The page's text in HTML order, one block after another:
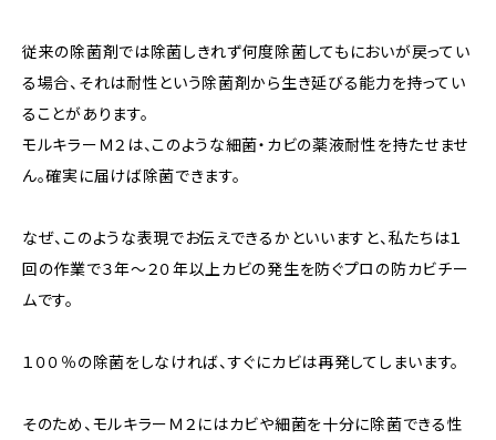
従来の除菌剤では除菌しきれず何度除菌してもにおいが戻ってい
る場合、それは耐性という除菌剤から生き延びる能力を持ってい
ることがあります。
モルキラーＭ２は、このような細菌・カビの薬液耐性を持たせませ
ん。確実に届けば除菌できます。
なぜ、このような表現でお伝えできるかといいますと、私たちは１
回の作業で３年～２０年以上カビの発生を防ぐプロの防カビチー
ムです。
１００％の除菌をしなければ、すぐにカビは再発してしまいます。
そのため、モルキラーＭ２にはカビや細菌を十分に除菌できる性